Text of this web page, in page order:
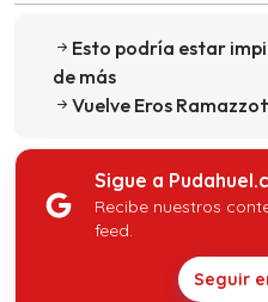
Esto podría estar
de más
Vuelve Eros
Sigue a
Recibe nuestros
feed.
Seguir